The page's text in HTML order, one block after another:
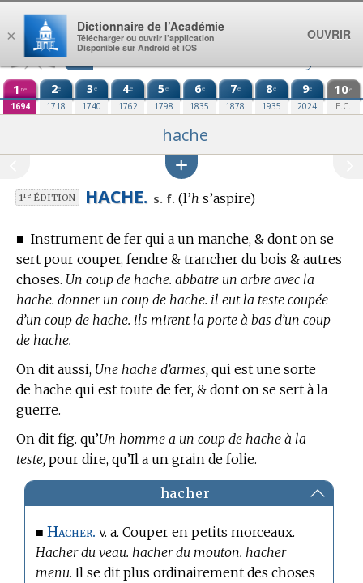
Aller au contenu
1 re
1694
2e
1718
3e
1740
4e
1762
5e
1798
6e
1835
7e
1878
8e
1935
9e
2024
10e
E.C.
hache
1reÉDITION HACHE. s. f. (l’h s’aspire)
■ Instrument de fer qui a un manche, & dont on se
sert pour couper, fendre & trancher du bois & autres
choses. Un coup de hache. abbatre un arbre avec la
hache. donner un coup de hache. il eut la teste coupée
d’un coup de hache. ils mirent la porte à bas d’un coup
de hache.
On dit aussi, Une hache d’armes, qui est une sorte
de hache qui est toute de fer, & dont on se sert à la
guerre.
On dit fig. qu’Un homme a un coup de hache à la
teste, pour dire, qu’Il a un grain de folie.
hacher
■Hacher. v. a. Couper en petits morceaux.
Hacher du veau. hacher du mouton. hacher
menu. Il se dit plus ordinairement des choses
×
Dictionnaire de l’Académie
Télécharger ou ouvrir l’application
Disponible sur Android et iOS
OUVRIR